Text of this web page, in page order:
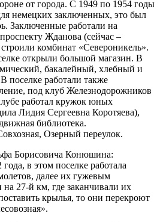
от города. С 1949 по 1954 годы
немецких заключенных, это был
Заключенные работали на
Жданова (сейчас –
комбинат «Североникель».
открыли большой магазин. B
бакалейный, хлебный и
поселке работали также
под клуб Железнодорожников
работал кружок юных
Лидия Сергеевна Коротяева),
библиотека.
Озерный переулок.
Борисовича Конюшина:
в этом поселке работала
далее их гужевым
на 27-й км, где заканчивали их
крылья, то они перекроют